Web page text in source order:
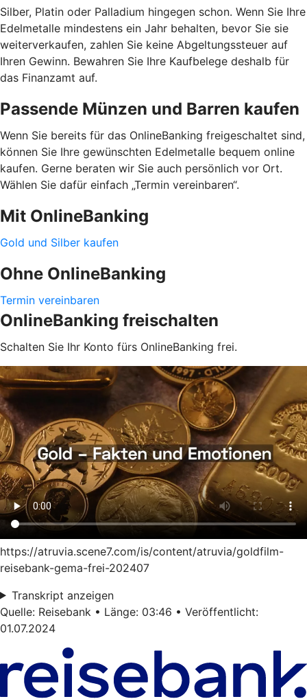
Silber, Platin oder Palladium hingegen schon. Wenn Sie Ihre
Edelmetalle mindestens ein Jahr behalten, bevor Sie sie
weiterverkaufen, zahlen Sie keine Abgeltungssteuer auf
Ihren Gewinn. Bewahren Sie Ihre Kaufbelege deshalb für
das Finanzamt auf.
Passende Münzen und Barren kaufen
Wenn Sie bereits für das OnlineBanking freigeschaltet sind,
können Sie Ihre gewünschten Edelmetalle bequem online
kaufen. Gerne beraten wir Sie auch persönlich vor Ort.
Wählen Sie dafür einfach „Termin vereinbaren“.
Mit OnlineBanking
Gold und Silber kaufen
Ohne OnlineBanking
Termin vereinbaren
OnlineBanking freischalten
Schalten Sie Ihr Konto fürs OnlineBanking frei.
https://atruvia.scene7.com/is/content/atruvia/goldfilm-
reisebank-gema-frei-202407
Transkript anzeigen
Quelle: Reisebank • Länge: 03:46 • Veröffentlicht:
01.07.2024